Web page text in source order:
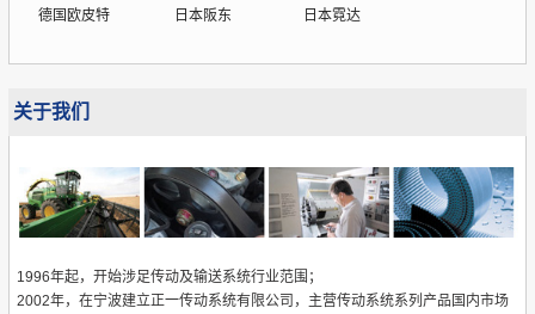
德国欧皮特 日本阪东 日本霓达
关于我们
1996年起，开始涉足传动及输送系统行业范围；
2002年，在宁波建立正一传动系统有限公司，主营传动系统系列产品国内市场